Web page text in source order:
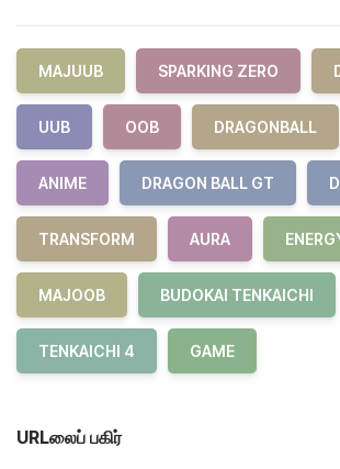
MAJUUB SPARKING ZERO
UUB OOB DRAGONBALL
ANIME DRAGON BALL GT
TRANSFORM AURA
MAJOOB BUDOKAI TENKAICHI
TENKAICHI 4 GAME
URLலைப் பகிர்